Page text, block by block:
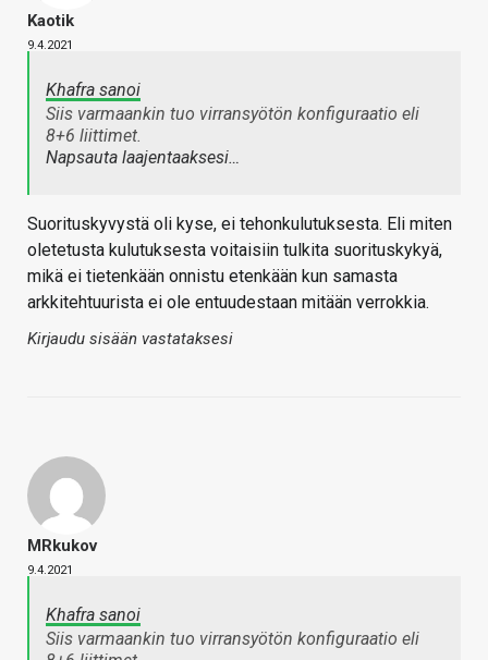
Kaotik
9.4.2021
Khafra sanoi
Siis varmaankin tuo virransyötön konfiguraatio eli
8+6 liittimet.
Napsauta laajentaaksesi…
Suorituskyvystä oli kyse, ei tehonkulutuksesta. Eli miten
oletetusta kulutuksesta voitaisiin tulkita suorituskykyä,
mikä ei tietenkään onnistu etenkään kun samasta
arkkitehtuurista ei ole entuudestaan mitään verrokkia.
Kirjaudu sisään vastataksesi
MRkukov
9.4.2021
Khafra sanoi
Siis varmaankin tuo virransyötön konfiguraatio eli